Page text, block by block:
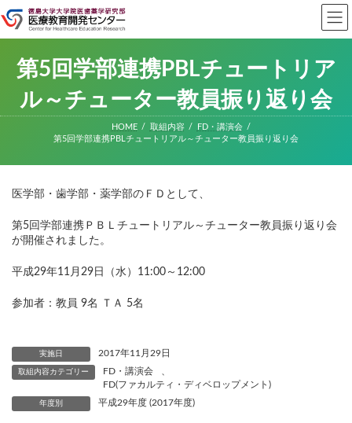
ン
ッ
ビ
移
第5回学部連携PBLチュートリア
ル～チューター教員振り返り会
HOME 取組内容
FD・講演会
第5回学部連携PBLチュートリアル～チューター教員振り返り会
医学部・歯学部・薬学部のＦＤとして、
第5回学部連携ＰＢＬチュートリアル～チューター教員振り返り会
が開催されました。
平成29年11月29日（水）11:00～12:00
参加者：教員 9名 ＴＡ 5名
実施日 2017年11月29日
取組内容カテゴリー FD・講演会
FD(ファカルティ・ディベロップメント)
年度別 平成29年度 (2017年度)